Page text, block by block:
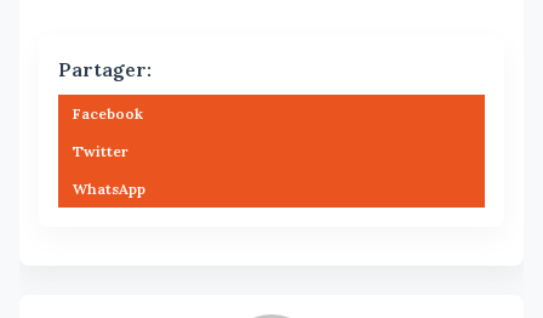
Partager:
Facebook
Twitter
WhatsApp